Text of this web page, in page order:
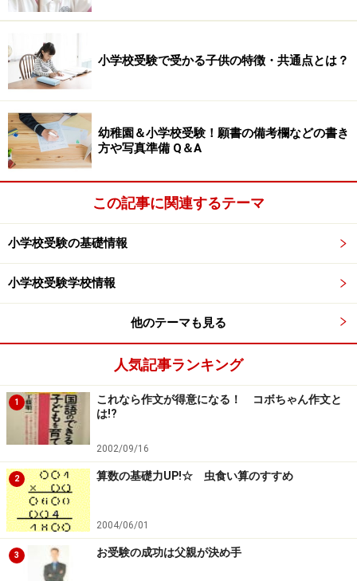
小学校受験で受かる子供の特徴・共通点とは？
幼稚園＆小学校受験！願書の備考欄などの書き
方や写真準備 Q＆A
この記事に関連するテーマ
小学校受験の基礎情報
小学校受験学校情報
他のテーマも見る
人気記事ランキング
1
これなら作文が得意になる！ コボちゃん作文と
は!?
2002/09/16
2 算数の基礎力UP!☆ 虫食い算のすすめ
2004/06/01
3 お受験の成功は父親が決め手